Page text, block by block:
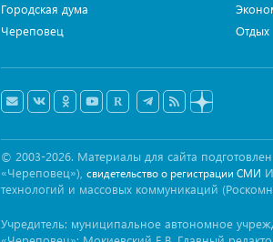
Городская дума
Череповец
Отдых
© 2003-2026. Материалы для сайта
«Череповец»), свидетельство о регистрации СМИ
технологий и массовых коммуникаций
Учредитель: муниципальное автономное